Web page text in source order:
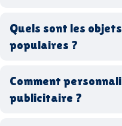
Quels sont les
populaires ?
stylos personnalisés
gourdes réutilisables
Comment
publicitaire ?